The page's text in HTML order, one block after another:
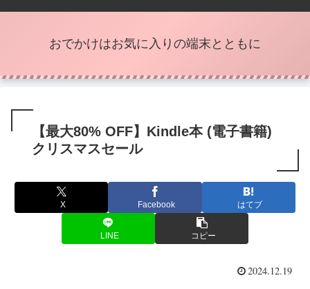
おでかけはお気に入りの端末とともに
【最大80% OFF】Kindle本 (電子書籍)
クリスマスセール
X Facebook はてブ
LINE コピー
2024.12.19